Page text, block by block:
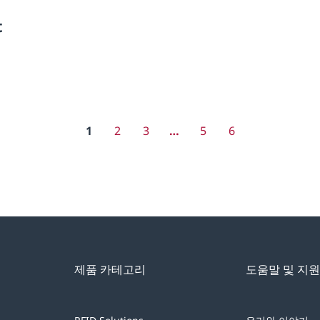
1 2 3 … 5 6
제품 카테고리 도움말 및 지원